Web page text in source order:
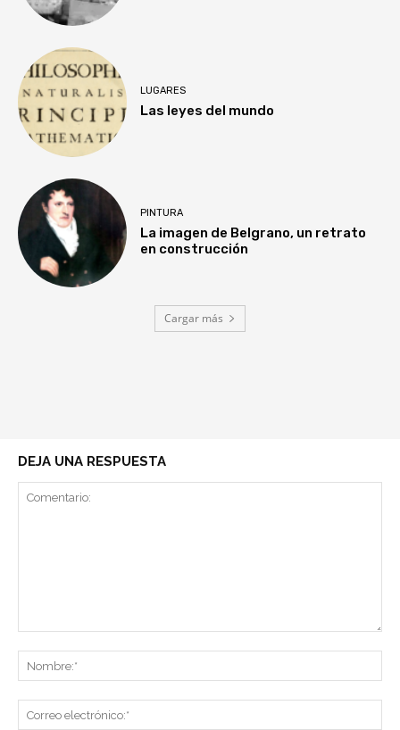
LUGARES
Las leyes del mundo
PINTURA
La imagen de Belgrano, un retrato
en construcción
Cargar más
DEJA UNA RESPUESTA